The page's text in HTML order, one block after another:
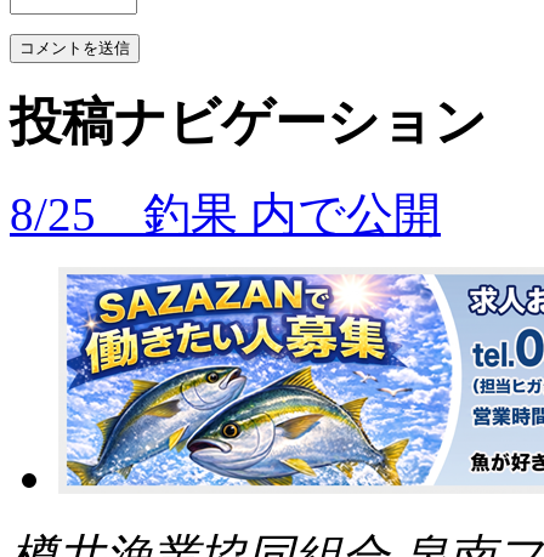
投稿ナビゲーション
8/25 釣果 内で公開